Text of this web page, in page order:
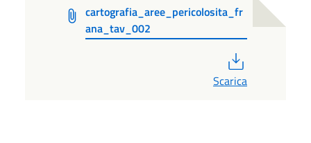
cartografia_aree_pericolosita_fr
ana_tav_002
Scarica